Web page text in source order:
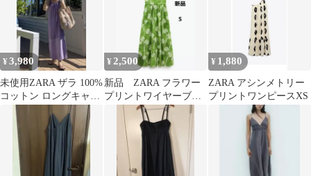
¥3,980
未使用ZARA ザラ 100%
コットン ロングキャミ
ワンピース パープル S
¥ 2,500
新品 ZARA フラワー
プリントワイヤーブラ
キャミワンピース グ
リーン黄緑 S
¥ 1,880
ZARA アシンメトリー
プリントワンピースXS